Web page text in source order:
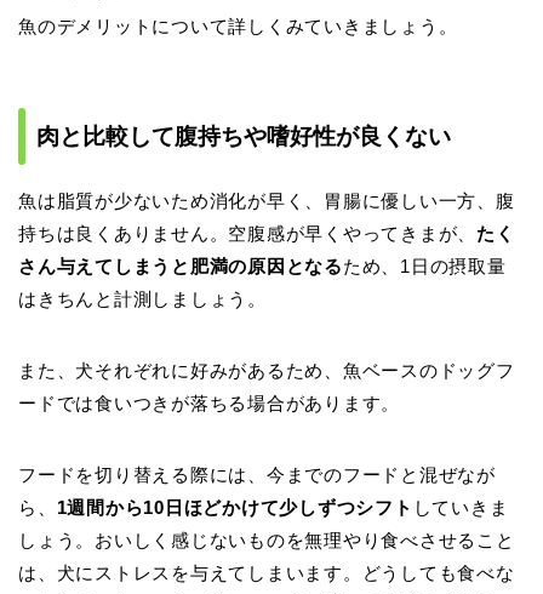
魚のデメリットについて詳しくみていきましょう。
肉と比較して腹持ちや嗜好性が良くない
魚は脂質が少ないため消化が早く、胃腸に優しい一方、腹
持ちは良くありません。空腹感が早くやってきまが、 たく
さん与えてしまうと肥満の原因となるため、1日の摂取量
はきちんと計測しましょう。
また、犬それぞれに好みがあるため、魚ベースのドッグフ
ードでは食いつきが落ちる場合があります。
フードを切り替える際には、今までのフードと混ぜなが
ら、 1週間から10日ほどかけて少しずつシフト していきま
しょう。おいしく感じないものを無理やり食べさせること
は、犬にストレスを与えてしまいます。どうしても食べな